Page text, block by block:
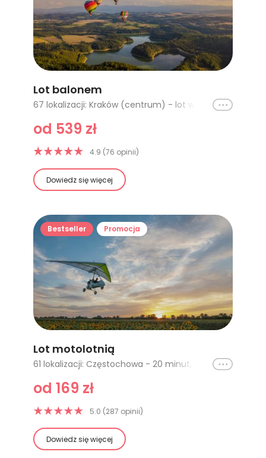
Lot balonem
67 lokalizacji: Kraków (centrum) - lot w tygodniu, Katowice, Lublin I, Częstochowa, Bielsko Biała, Warszawa - lot w tygodniu, Trójmiasto, Białystok, Biebrzański Park Narodowy, Warszawa - lot poranny w tygodniu, Łódź - lot poranny w tygodniu, Wrocław - lot poranny w tygodniu, Opole - lot poranny w tygodniu, Katowice - lot poranny w tygodniu, Kraków - lot poranny w tygodniu, Szczecin - lot poranny w tygodniu, Poznań - lot poranny w tygodniu, Karkonosze - lot poranny w tygodniu, Łódź (lot w tygodniu), Wrocław (lot w tygodniu), Opole (lot w tygodniu), Kraków (lot w tygodniu), Szczecin (lot w tygodniu), Poznań (lot w tygodniu), Karkonosze (lot w tygodniu), Jura Krakowsko-Częstochowska, Nałęczów, Lublin, Kazimierz Dolny, Kraków (centrum) - lot weekendowy, Zakopane - lot w tygodniu, Zakopane - lot weekendowy, Tatry, Opole (lot weekendowy), Kraków (lot weekendowy), Szczecin (lot weekendowy), Łódź (lot weekendowy), Poznań (lot weekendowy), Karkonosze (lot weekendowy), Wrocław (lot weekendowy), Radom, Katowice (lot w tygodniu), Katowice (lot weekendowy), Kazimierz Dolny I, Gdańsk - lot poranny w tygodniu, Lublin - lot poranny w tygodniu, Olsztyn - lot poranny w tygodniu, Gdańsk, Zakopane (lot w tygodniu), Karkonosze - lotporanny weekend, Szczecin - lot poranny w weekend, Gdańsk - lot poranny w weekend, Olsztyn - lot poranny w weekend, Poznań - lot poranny w weekend, Łódź - lot poranny w weekend, Warszawa - lot poranny w weekend, Lublin - lot poranny w weekend, Wrocław - lot poranny w weekend, Opole - poranny w weekend, Kraków - lot poranny w weekend, Katowice - lot poranny w weekend, cała Polska - LAST MINUTE, Zakopane - lot poranny w tygodniu, Zakopane - lot poranny w weekend, Zakopane (lot weekendowy), Olsztyn (lot w tygodniu), Olsztyn (lot weekendowy)
Ikona
od 539 zł
4.9 (76 opinii)
Dowiedz się więcej
Bestseller Promocja
Lot motolotnią
61 lokalizacji: Częstochowa - 20 minut, Kielce - 10 minut, Kraków, Warszawa (Kośmin) - 15 minut, Wrocław, Bydgoszcz - 20 minut, Gliwice - 10 minut, Poznań, Poznań - 15 minut, Poznań - 20 minut, Kielce - 15 minut, Kielce - 20 minut, Pińczów - 10 minut, Pińczów - 15 minut, Warszawa (Kośmin) - 20 minut, Warszawa (Kośmin) - 30 minut, Częstochowa - 10 minut, Toruń (Łysomice) - 20 minut, Toruń (Łysomice) - lot VIP, Bydgoszcz - lot VIP, Nad Górami Świętokrzyskimi - 60 minut, Gorzów Wlkp - 20 minut, Szczecin - 20 minut, Zielona Góra - 20 minut, Warszawa (Chrcynno) - 20 minut, Warszawa (Chrcynno) - 30 minut, Gliwice - 20 minut, Gliwice - 30 minut, Wrocław - 30 minut z filmowaniem, Wrocław - 60 minut z filmowaniem, Jura Krakowsko-Częstochowska - 45 minut, Jura Krakowsko-Częstochowska - 30 minut, Jura Krakowsko-Częstochowska - 15 minut, Rzeszów - 15 minut, Pińczów - 20 minut, Rzeszów - 30 minut, Mazury, Rzeszów - 20 minut, Milicz - 60 minut, Milicz - 30 minut, Milicz - 15 minut, Gorzów Wielkopolski (Trzebicz) - 30 minut, Szczecin - 60 minut, Szczecin - 30 minut, Gorzów Wlkp - 60 minut, Gorzów Wlkp - 30 minut, Zielona Góra - 30 minut, Zielona Góra - 60 minut, Wrocław (Oborniki Śląskie) - 10 minut, Wrocław (Oborniki Śląskie) - 15 minut, Wrocław (Oborniki Śląskie) - 20 minut, Gorzów Wielkopolski (Trzebicz) - 20 minut, Giżycko, Gorzów Wielkopolski - lot w chmurach, Rzeszów - 10 minut, Szczecin - 10 minut, Gorzów Wielkopolski - 10 minut, Pińczów - lot z zawodowym pilotem Boeinga 737, Bydgoszcz - 30 minut, Włocławek (20 min), Włocławek (40 min)
Ikona
od 169 zł
5.0 (287 opinii)
Dowiedz się więcej